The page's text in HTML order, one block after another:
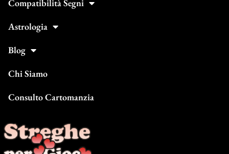
Compatibilità Segni
Astrologia
Blog
Chi Siamo
Consulto Cartomanzia